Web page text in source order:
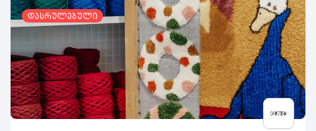
დასრულებული